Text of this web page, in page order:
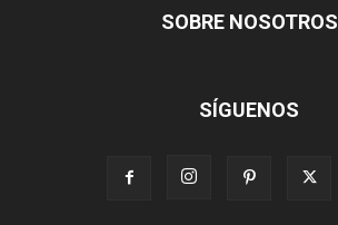
SOBRE NOSOTROS
SÍGUENOS